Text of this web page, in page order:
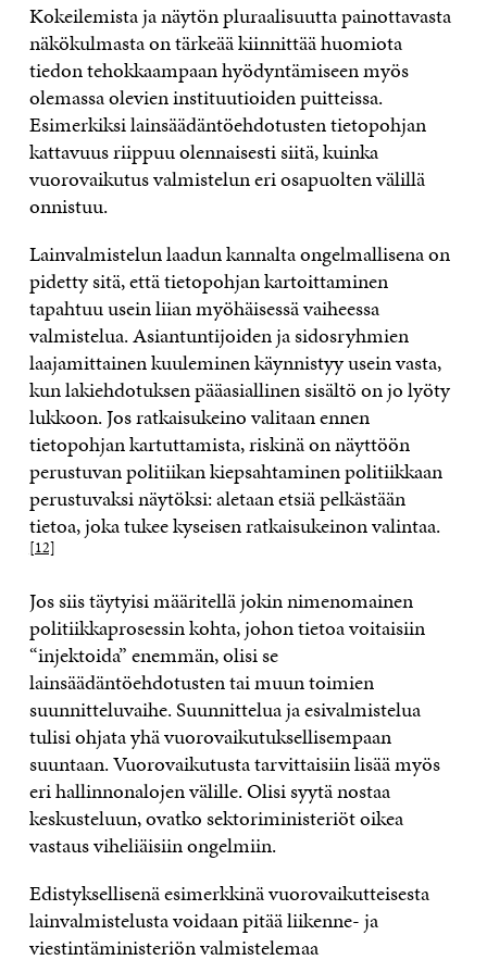
Kokeilemista ja näytön pluraalisuutta painottavasta
näkökulmasta on tärkeää kiinnittää huomiota
tiedon tehokkaampaan hyödyntämiseen myös
olemassa olevien instituutioiden puitteissa.
Esimerkiksi lainsäädäntöehdotusten tietopohjan
kattavuus riippuu olennaisesti siitä, kuinka
vuorovaikutus valmistelun eri osapuolten välillä
onnistuu.
Lainvalmistelun laadun kannalta ongelmallisena on
pidetty sitä, että tietopohjan kartoittaminen
tapahtuu usein liian myöhäisessä vaiheessa
valmistelua. Asiantuntijoiden ja sidosryhmien
laajamittainen kuuleminen käynnistyy usein vasta,
kun lakiehdotuksen pääasiallinen sisältö on jo lyöty
lukkoon. Jos ratkaisukeino valitaan ennen
tietopohjan kartuttamista, riskinä on näyttöön
perustuvan politiikan kiepsahtaminen politiikkaan
perustuvaksi näytöksi: aletaan etsiä pelkästään
tietoa, joka tukee kyseisen ratkaisukeinon valintaa.
[12]
Jos siis täytyisi määritellä jokin nimenomainen
politiikkaprosessin kohta, johon tietoa voitaisiin
“injektoida” enemmän, olisi se
lainsäädäntöehdotusten tai muun toimien
suunnitteluvaihe. Suunnittelua ja esivalmistelua
tulisi ohjata yhä vuorovaikutuksellisempaan
suuntaan. Vuorovaikutusta tarvittaisiin lisää myös
eri hallinnonalojen välille. Olisi syytä nostaa
keskusteluun, ovatko sektoriministeriöt oikea
vastaus viheliäisiin ongelmiin.
Edistyksellisenä esimerkkinä vuorovaikutteisesta
lainvalmistelusta voidaan pitää liikenne- ja
viestintäministeriön valmistelemaa